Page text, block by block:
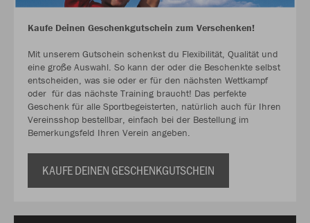
Kaufe Deinen Geschenkgutschein zum Verschenken!
Mit unserem Gutschein schenkst du Flexibilität, Qualität und
eine große Auswahl. So kann der oder die Beschenkte selbst
entscheiden, was sie oder er für den nächsten Wettkampf
oder für das nächste Training braucht! Das perfekte
Geschenk für alle Sportbegeisterten, natürlich auch für Ihren
Vereinsshop bestellbar, einfach bei der Bestellung im
Bemerkungsfeld Ihren Verein angeben.
KAUFE DEINEN GESCHENKGUTSCHEIN